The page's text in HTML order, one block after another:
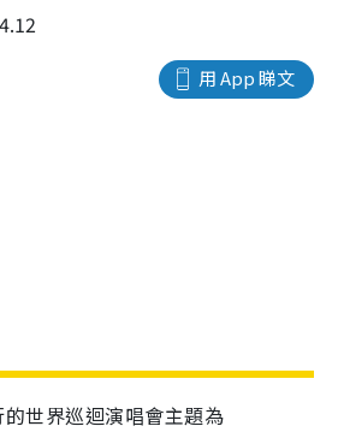
用 App 睇文
世界巡迴演唱會主題為